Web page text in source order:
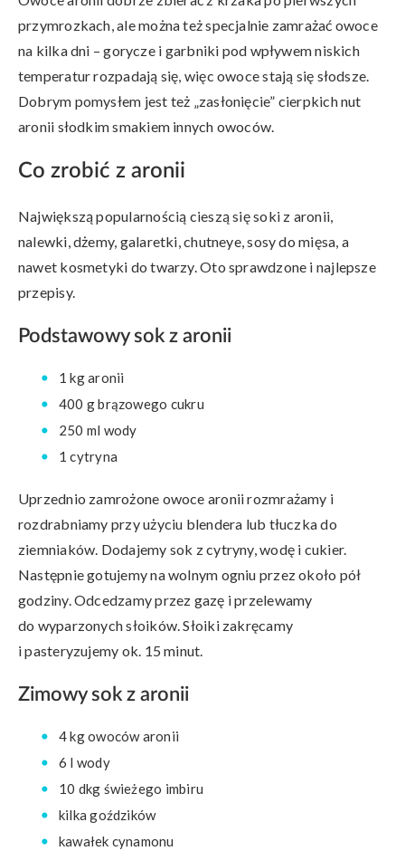
przymrozkach, ale można też specjalnie zamrażać owoce
na kilka dni – gorycze i garbniki pod wpływem niskich
temperatur rozpadają się, więc owoce stają się słodsze.
Dobrym pomysłem jest też „zasłonięcie” cierpkich nut
aronii słodkim smakiem innych owoców.
Co zrobić z aronii
Największą popularnością cieszą się soki z aronii,
nalewki, dżemy, galaretki, chutneye, sosy do mięsa, a
nawet kosmetyki do twarzy. Oto sprawdzone i najlepsze
przepisy.
Podstawowy sok z aronii
1 kg aronii
400 g brązowego cukru
250 ml wody
1 cytryna
Uprzednio zamrożone owoce aronii rozmrażamy i
rozdrabniamy przy użyciu blendera lub tłuczka do
ziemniaków. Dodajemy sok z cytryny, wodę i cukier.
Następnie gotujemy na wolnym ogniu przez około pół
godziny. Odcedzamy przez gazę i przelewamy
do wyparzonych słoików. Słoiki zakręcamy
i pasteryzujemy ok. 15 minut.
Zimowy sok z aronii
4 kg owoców aronii
6 l wody
10 dkg świeżego imbiru
kilka goździków
kawałek cynamonu